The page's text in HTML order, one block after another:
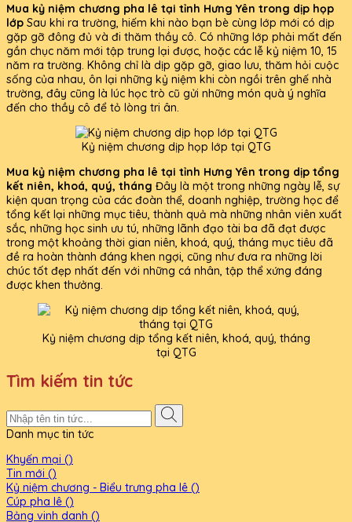
Mua kỷ niệm chương pha lê tại tỉnh Hưng Yên trong dịp họp
lớp Sau khi ra trường, hiếm khi nào bạn bè cùng lớp mới có dịp
gặp gỡ đông đủ và đi thăm thầy cô. Có những lớp phải mất đến
gần chục năm mới tập trung lại được, hoặc các lễ kỷ niệm 10, 15
năm ra trường. Không chỉ là dịp gặp gỡ, giao lưu, thăm hỏi cuộc
sống của nhau, ôn lại những kỷ niệm khi còn ngồi trên ghế nhà
trường, đây cũng là lúc học trò cũ gửi những món quà ý nghĩa
đến cho thầy cô để tỏ lòng tri ân.
Kỷ niệm chương dịp họp lớp tại QTG
Mua kỷ niệm chương pha lê tại tỉnh Hưng Yên trong dịp tổng
kết niên, khoá, quý, tháng Đây là một trong những ngày lễ, sự
kiện quan trọng của các đoàn thể, doanh nghiệp, trường học để
tổng kết lại những mục tiêu, thành quả mà những nhân viên xuất
sắc, những học sinh ưu tú, những lãnh đạo tài ba đã đạt được
trong một khoảng thời gian niên, khoá, quý, tháng mục tiêu đã
đề ra hoàn thành đáng khen ngợi, cũng như đưa ra những lời
chúc tốt đẹp nhất đến với những cá nhân, tập thể xứng đáng
được khen thưởng.
Kỷ niệm chương dịp tổng kết niên, khoá, quý, tháng
tại QTG
Tìm kiếm tin tức
Danh mục tin tức
Khyến mại ()
Tin mới ()
Kỷ niệm chương - Biểu trưng pha lê ()
Cúp pha lê ()
Bảng vinh danh ()